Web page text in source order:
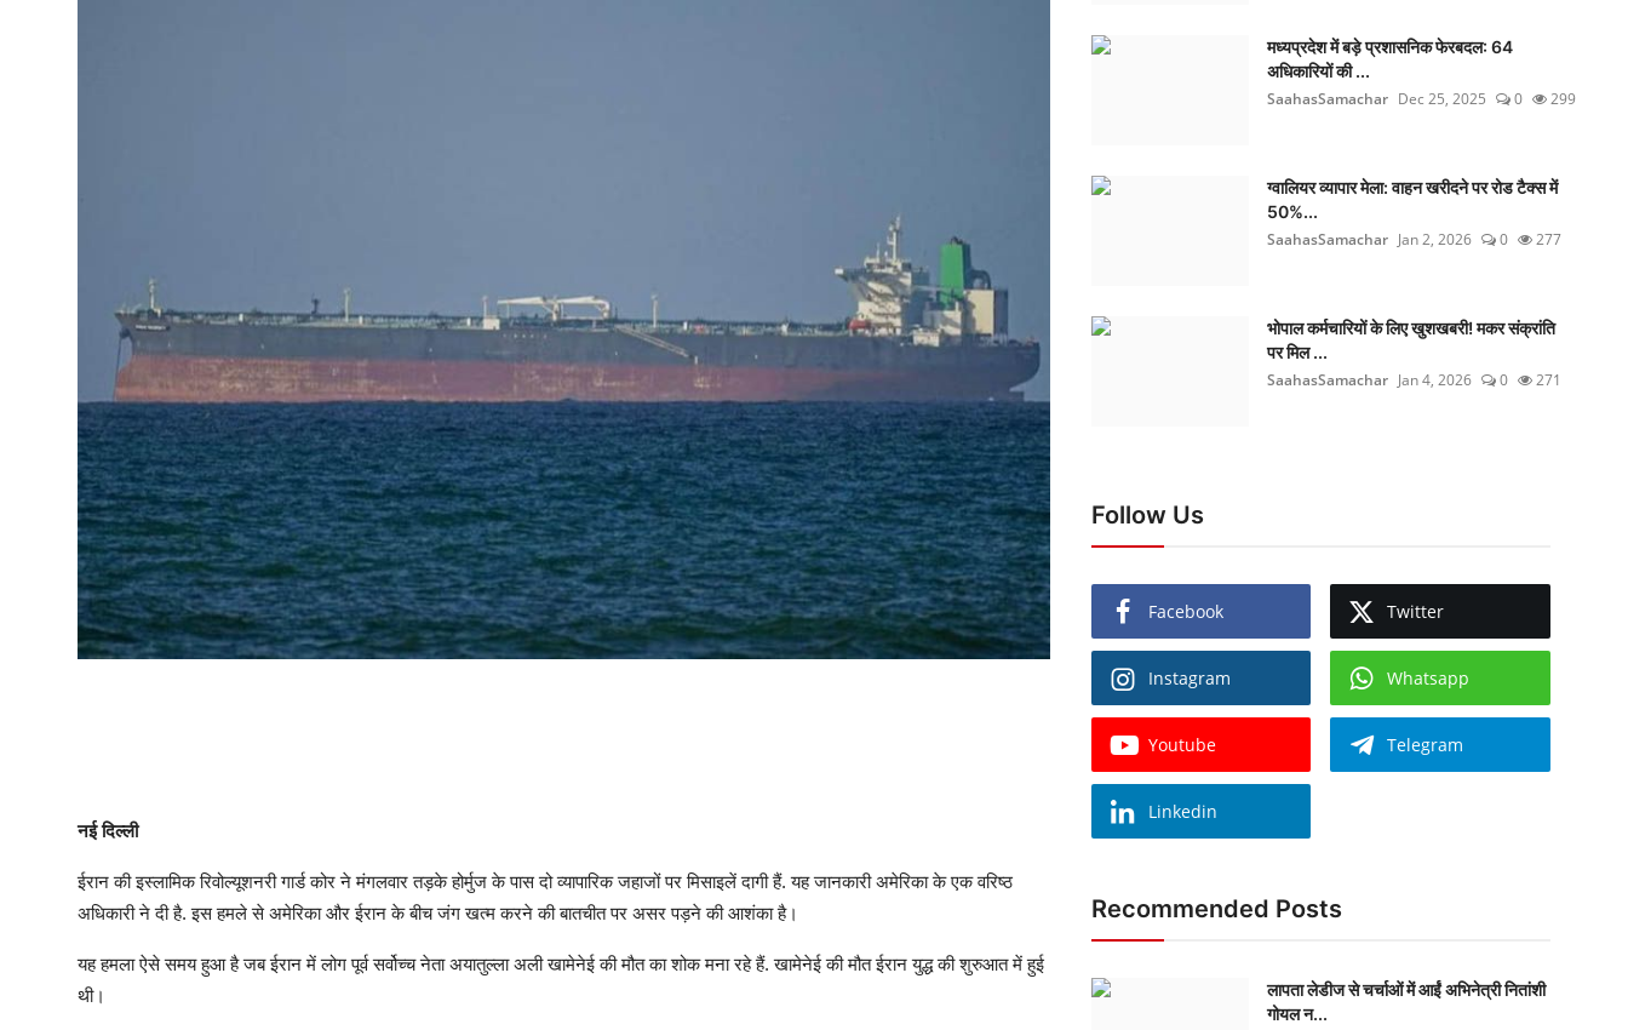
नई दिल्ली
ईरान की इस्लामिक रिवोल्यूशनरी गार्ड कोर ने मंगलवार तड़के होर्मुज के पास दो व्यापारिक जहाजों पर मिसाइलें दागी हैं. यह जानकारी अमेरिका के एक वरिष्ठ
अधिकारी ने दी है. इस हमले से अमेरिका और ईरान के बीच जंग खत्म करने की बातचीत पर असर पड़ने की आशंका है।
यह हमला ऐसे समय हुआ है जब ईरान में लोग पूर्व सर्वोच्च नेता अयातुल्ला अली खामेनेई की मौत का शोक मना रहे हैं. खामेनेई की मौत ईरान युद्ध की शुरुआत में हुई
थी।
मध्यप्रदेश में बड़े प्रशासनिक फेरबदल: 64
अधिकारियों की ...
SaahasSamachar Dec 25, 2025 0 299
ग्वालियर व्यापार मेला: वाहन खरीदने पर रोड टैक्स में
50%...
SaahasSamachar Jan 2, 2026 0 277
भोपाल कर्मचारियों के लिए खुशखबरी! मकर संक्रांति
पर मिल ...
SaahasSamachar Jan 4, 2026 0 271
Follow Us
Facebook Twitter
Instagram Whatsapp
Youtube Telegram
Linkedin
Recommended Posts
लापता लेडीज से चर्चाओं में आईं अभिनेत्री नितांशी
गोयल न...